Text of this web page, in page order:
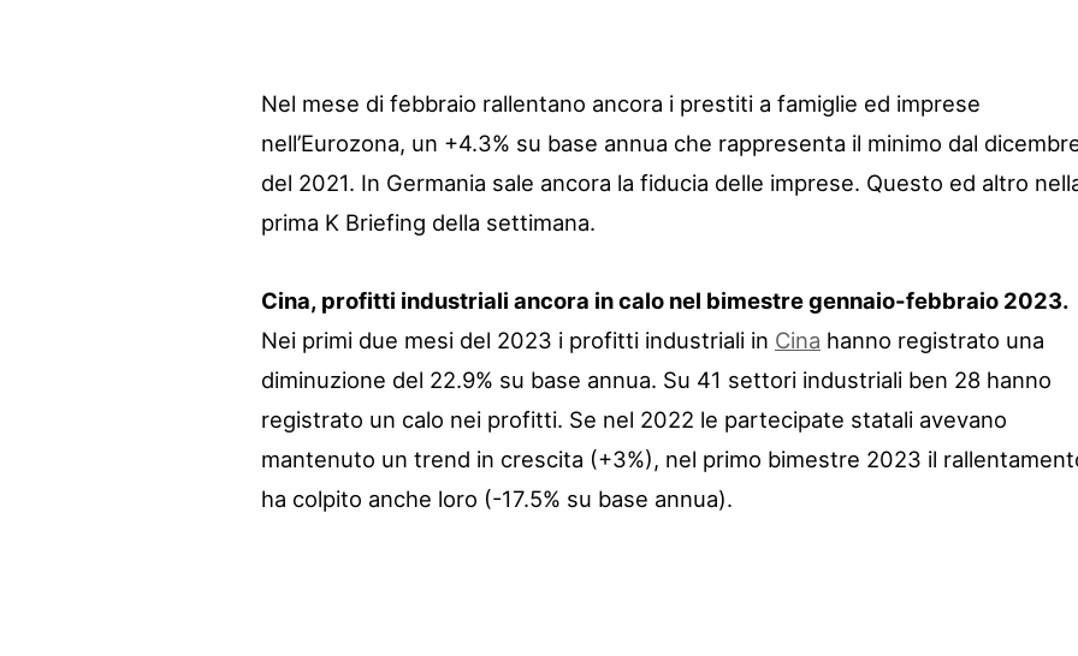
Nel mese di febbraio rallentano ancora i prestiti a famiglie ed imprese
nell’Eurozona, un +4.3% su base annua che rappresenta il minimo dal
del 2021. In Germania sale ancora la fiducia delle imprese. Questo ed altro
prima K Briefing della settimana.
Cina, profitti industriali ancora in calo nel bimestre gennaio-febbraio 2023.
Nei primi due mesi del 2023 i profitti industriali in Cina hanno registrato una
diminuzione del 22.9% su base annua. Su 41 settori industriali ben 28 hanno
registrato un calo nei profitti. Se nel 2022 le partecipate statali avevano
mantenuto un trend in crescita (+3%), nel primo bimestre 2023 il
ha colpito anche loro (-17.5% su base annua).